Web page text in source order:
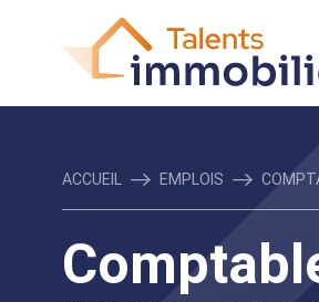
ACCUEIL EMPLOIS